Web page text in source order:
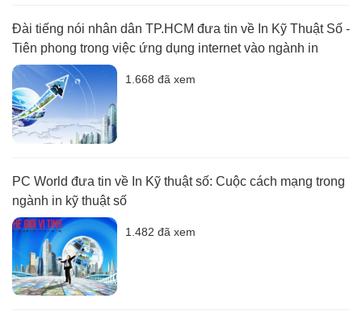
Đài tiếng nói nhân dân TP.HCM đưa tin về In Kỹ Thuật Số -
Tiên phong trong việc ứng dụng internet vào ngành in
1.668 đã xem
PC World đưa tin về In Kỹ thuật số: Cuộc cách mạng trong
ngành in kỹ thuật số
1.482 đã xem